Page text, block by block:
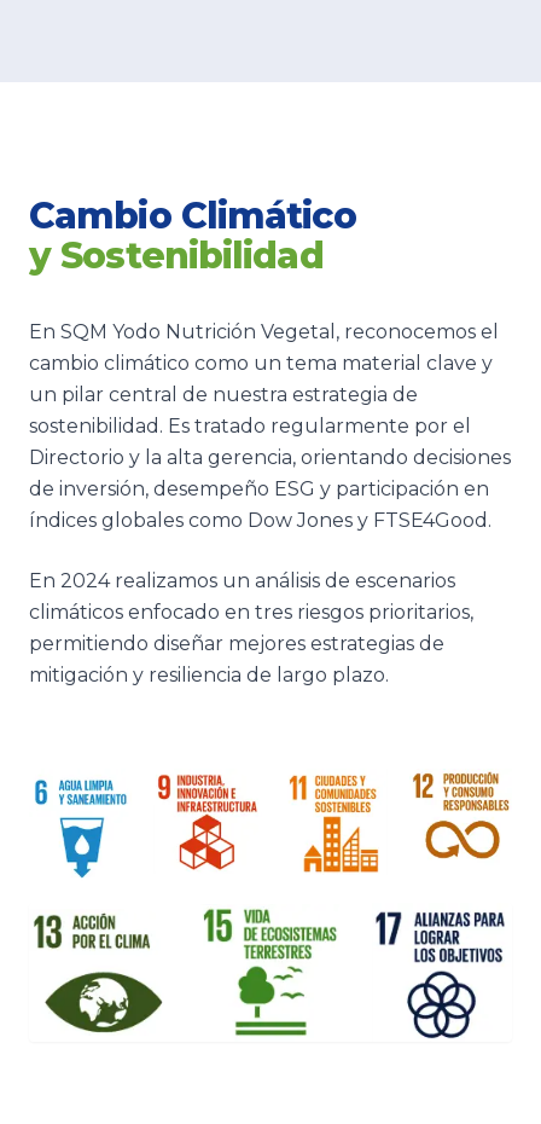
Cambio Climático
y Sostenibilidad
En SQM Yodo Nutrición Vegetal, reconocemos el
cambio climático como un tema material clave y
un pilar central de nuestra estrategia de
sostenibilidad. Es tratado regularmente por el
Directorio y la alta gerencia, orientando decisiones
de inversión, desempeño ESG y participación en
índices globales como Dow Jones y FTSE4Good.
En 2024 realizamos un análisis de escenarios
climáticos enfocado en tres riesgos prioritarios,
permitiendo diseñar mejores estrategias de
mitigación y resiliencia de largo plazo.